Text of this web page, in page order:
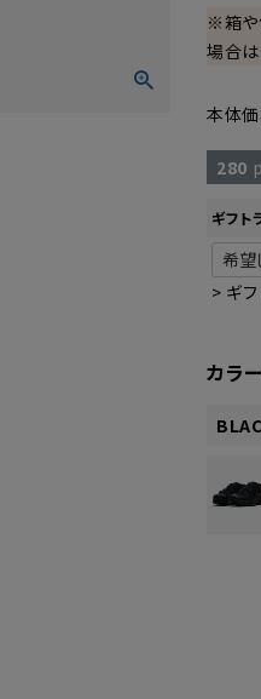
※箱や
場合は
本体
280
ギフト
> ギ
カラー